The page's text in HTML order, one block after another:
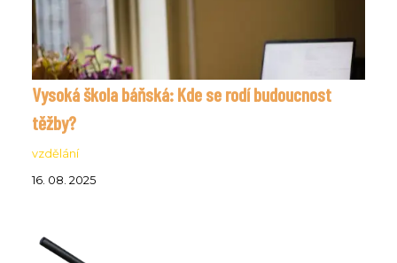
Vysoká škola báňská: Kde se rodí budoucnost
těžby?
vzdělání
16. 08. 2025